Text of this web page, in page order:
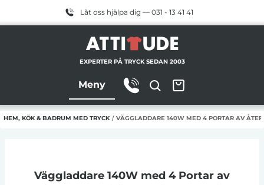
Låt oss hjälpa dig — 031 - 13 41 41
EXPERTER PÅ TRYCK SEDAN 2003
Meny
HEM, KÖK & BADRUM MED TRYCK / VÄGGLADDARE 140W MED 4 PORTAR AV
Väggladdare 140W med 4 Portar av